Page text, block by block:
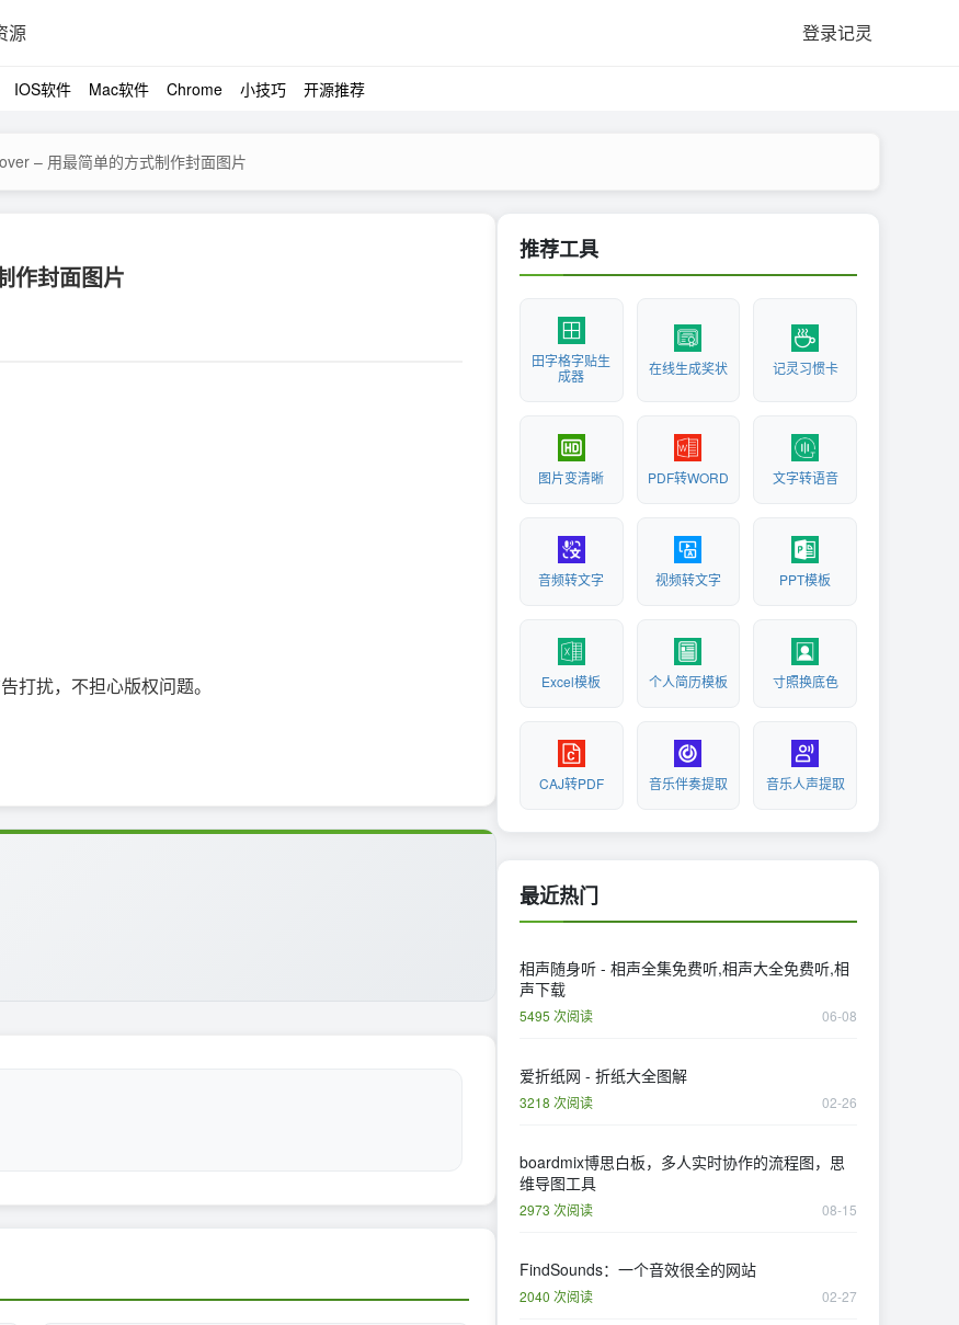
源 登录记灵
IOS软件 Mac软件 Chrome 小技巧 开源推荐
– 用最简单的方式制作封面图片
作封面图片
打扰，不担心版权问题。
推荐工具
田字格字贴生
成器
在线生成奖状 记灵习惯卡
图片变清晰 PDF转WORD 文字转语音
音频转文字 视频转文字 PPT模板
Excel模板 个人简历模板 寸照换底色
CAJ转PDF 音乐伴奏提取 音乐人声提取
最近热门
相声随身听 - 相声全集免费听,相声大全免费听,相
声下载
5495 次阅读 06-08
爱折纸网 - 折纸大全图解
3218 次阅读 02-26
boardmix博思白板，多人实时协作的流程图，思
维导图工具
2973 次阅读 08-15
FindSounds：一个音效很全的网站
2040 次阅读 02-27